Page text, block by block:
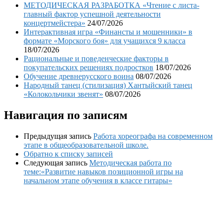
МЕТОДИЧЕСКАЯ РАЗРАБОТКА «Чтение с листа-
главный фактор успешной деятельности
концертмейстера» 24/07/2026
Интерактивная игра «Финансты и мошенники» в
формате «Морского боя» для учащихся 9 класса
18/07/2026
Рациональные и поведенческие факторы в
покупательских решениях подростков 18/07/2026
Обучение древнерусского воина 08/07/2026
Народный танец (стилизация) Хантыйский танец
«Колокольчики звенят» 08/07/2026
Навигация по записям
Предыдущая запись Работа хореографа на современном
этапе в общеобразовательной школе.
Обратно к списку записей
Следующая запись Методическая работа по
теме:«Развитие навыков позиционной игры на
начальном этапе обучения в классе гитары»